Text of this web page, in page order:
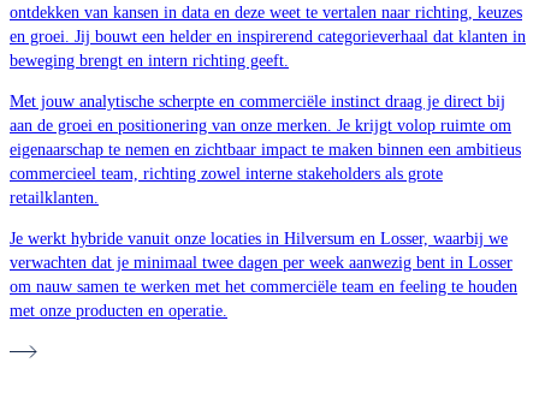
ontdekken van kansen in data en deze weet te vertalen naar richting, keuzes
en groei. Jij bouwt een helder en inspirerend categorieverhaal dat klanten in
beweging brengt en intern richting geeft.
Met jouw analytische scherpte en commerciële instinct draag je direct bij
aan de groei en positionering van onze merken. Je krijgt volop ruimte om
eigenaarschap te nemen en zichtbaar impact te maken binnen een ambitieus
commercieel team, richting zowel interne stakeholders als grote
retailklanten.
Je werkt hybride vanuit onze locaties in Hilversum en Losser, waarbij we
verwachten dat je minimaal twee dagen per week aanwezig bent in Losser
om nauw samen te werken met het commerciële team en feeling te houden
met onze producten en operatie.